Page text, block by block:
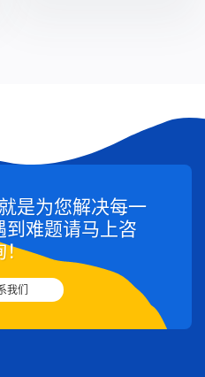
是为您解决每一
到难题请马上咨
！
我们